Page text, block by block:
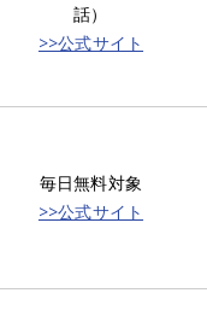
話）
>>公式サイト
毎日無料対象
>>公式サイト